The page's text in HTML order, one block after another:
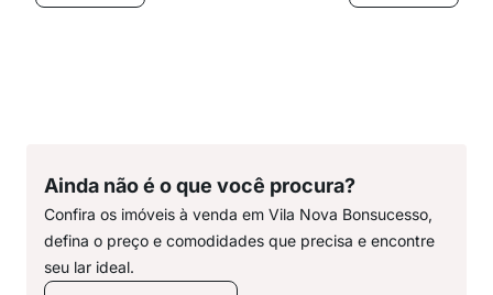
Ainda não é o que você procura?
Confira os imóveis à venda em Vila Nova Bonsucesso,
defina o preço e comodidades que precisa e encontre
seu lar ideal.